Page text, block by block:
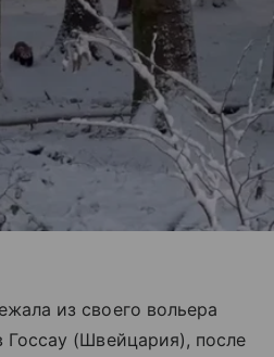
из своего вольера
Госсау (Швейцария), после